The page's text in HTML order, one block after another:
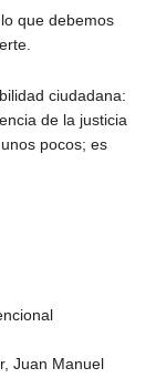
que debemos
ciudadana:
de la justicia
pocos; es
Juan Manuel